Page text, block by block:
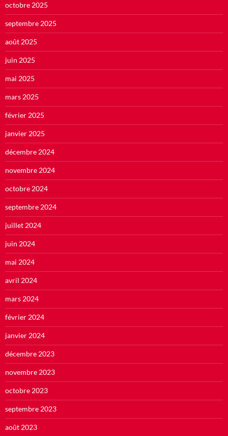
octobre 2025
septembre 2025
août 2025
juin 2025
mai 2025
mars 2025
février 2025
janvier 2025
décembre 2024
novembre 2024
octobre 2024
septembre 2024
juillet 2024
juin 2024
mai 2024
avril 2024
mars 2024
février 2024
janvier 2024
décembre 2023
novembre 2023
octobre 2023
septembre 2023
août 2023